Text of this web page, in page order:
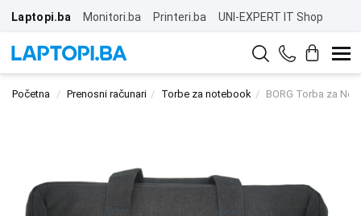
Laptopi.ba Monitori.ba Printeri.ba UNI-EXPERT IT Shop
Početna Prenosni računari Torbe za notebook BORG Torba za